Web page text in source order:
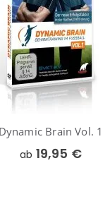
Dynamic Brain Vol. 1
ab 19,95 €